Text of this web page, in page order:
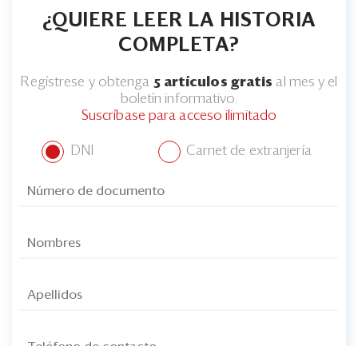
¿QUIERE LEER LA HISTORIA
COMPLETA?
Regístrese y obtenga 5 artículos gratis al mes y el
boletín informativo.
Suscríbase para acceso ilimitado
DNI Carnet de extranjería